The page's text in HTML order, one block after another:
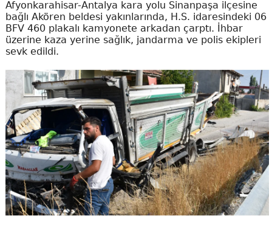
Afyonkarahisar-Antalya kara yolu Sinanpaşa ilçesine
bağlı Akören beldesi yakınlarında, H.S. idaresindeki 06
BFV 460 plakalı kamyonete arkadan çarptı. İhbar
üzerine kaza yerine sağlık, jandarma ve polis ekipleri
sevk edildi.